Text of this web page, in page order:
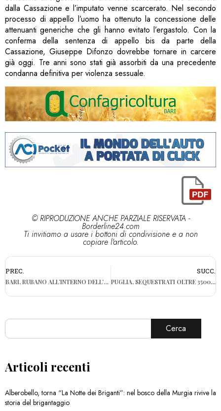
dalla Cassazione e l’imputato venne scarcerato. Nel secondo
processo di appello l’uomo ha ottenuto la concessione delle
attenuanti generiche che gli hanno evitato l’ergastolo. Con la
conferma della sentenza di appello bis da parte della
Cassazione, Giuseppe Difonzo dovrebbe tornare in carcere
già oggi. Tre anni sono stati già assorbiti da una precedente
condanna definitiva per violenza sessuale.
© RIPRODUZIONE ANCHE PARZIALE RISERVATA -
Borderline24.com
Ti invitiamo a usare i bottoni di condivisione e a non
copiare l'articolo.
PREC.
BARI, RUBANO ALL’INTERNO DELL’EX MANIFATTURA: DUE ARRESTI
SUCC.
PUGLIA, SEQUESTRATI OLTRE 3500 RICCI PESCATI IRREGOLARMENTE
Cerca
Articoli recenti
Alberobello, torna “La Notte dei Briganti”: nel bosco della Murgia rivive la
storia del brigantaggio